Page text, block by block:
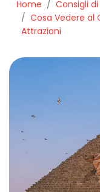
Home
Consigli
Cosa Vedere al
Attrazioni